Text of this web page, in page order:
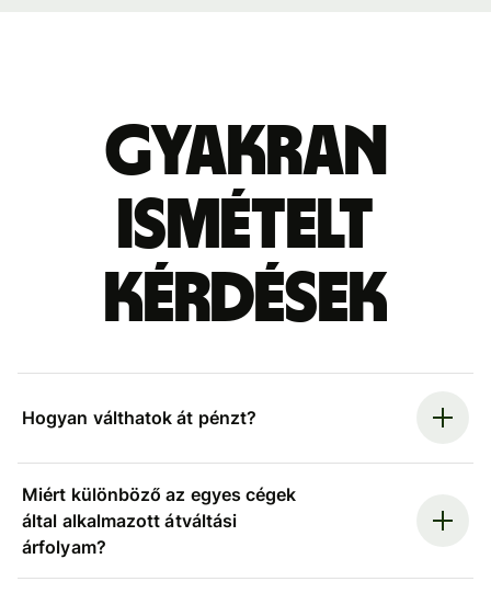
Gyakran
ismételt
kérdések
Hogyan válthatok át pénzt?
Miért különböző az egyes cégek
által alkalmazott átváltási
árfolyam?